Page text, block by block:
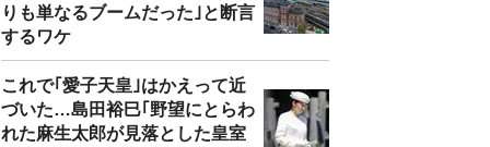
りも単なるブームだった｣と断言
するワケ
これで｢愛子天皇｣はかえって近
づいた…島田裕巳｢野望にとらわ
れた麻生太郎が見落とした皇室